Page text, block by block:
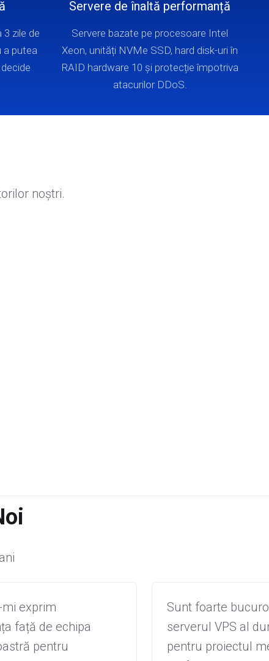
3 zile de
a putea
Servere de înaltă performanță
Servere bazate pe procesoare Intel
Xeon, unități NVMe SSD, hard disk-uri în
RAID hardware 10 și protecție împotriva
atacurilor DDoS.
noștri.
exprim
față de echipa
pentru
Sunt foarte
serverul VPS al
pentru proiectul